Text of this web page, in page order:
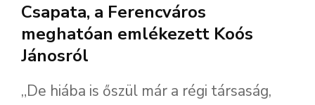
Csapata, a Ferencváros
meghatóan emlékezett Koós
Jánosról
„De hiába is őszül már a régi társaság,